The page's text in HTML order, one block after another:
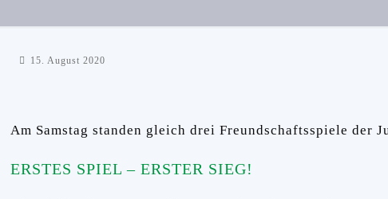
15. August 2020
Am Samstag standen gleich drei Freundschaftsspiele der
ERSTES SPIEL – ERSTER SIEG!